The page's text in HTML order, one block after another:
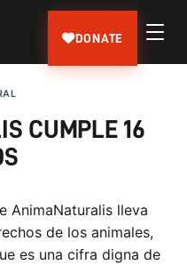
DONATE
CUMPLE 16
AnimaNaturalis lleva
de los animales,
es una cifra digna de